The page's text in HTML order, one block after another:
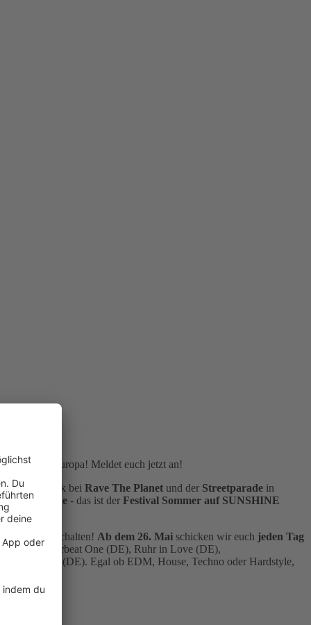
in Europa! Meldet euch jetzt an!
LIVE Truck bei Rave The Planet und der Streetparade in
Nature One - das ist der Festival Sommer auf SUNSHINE
LIVE einschalten! Ab dem 26. Mai schicken wir euch jeden Tag
(DE), Airbeat One (DE), Ruhr in Love (DE),
Open Air (DE). Egal ob EDM, House, Techno oder Hardstyle,